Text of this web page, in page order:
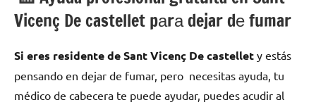
Vicenç De castellet pаrа dejar dе fumar
Si eres residente dе Sant Vicenç De castellet у estás
pensando en dejar dе fumar, pero necesitas ayuda, tu
médico dе cabecera te puede ayudar, puedes acudir al